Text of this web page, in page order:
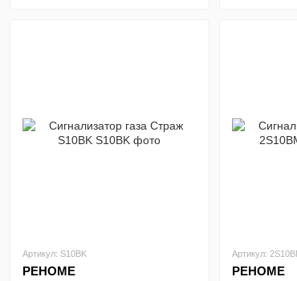
Артикул: S10BK
РЕНОМЕ
Артикул:
РЕНОМЕ